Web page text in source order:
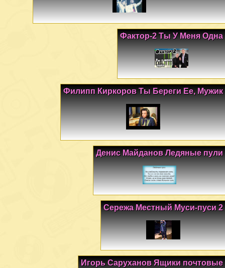
Фактор-2 Ты У Меня Одна
Филипп Киркоров Ты Береги Ее, Мужик
Денис Майданов Ледяные пули
Сережа Местный Муси-пуси 2
Игорь Саруханов Ящики почтовые